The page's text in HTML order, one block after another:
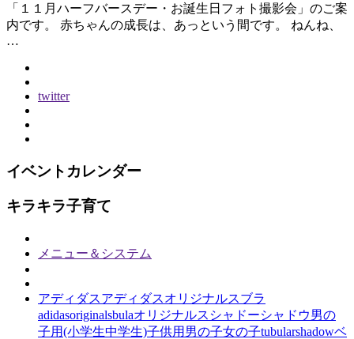
「１１月ハーフバースデー・お誕生日フォト撮影会」のご案
内です。 赤ちゃんの成長は、あっという間です。 ねんね、
…
twitter
イベントカレンダー
キラキラ子育て
メニュー＆システム
アディダスアディダスオリジナルスブラ
adidasoriginalsbulaオリジナルスシャドーシャドウ男の
子用(小学生中学生)子供用男の子女の子tubularshadowベ